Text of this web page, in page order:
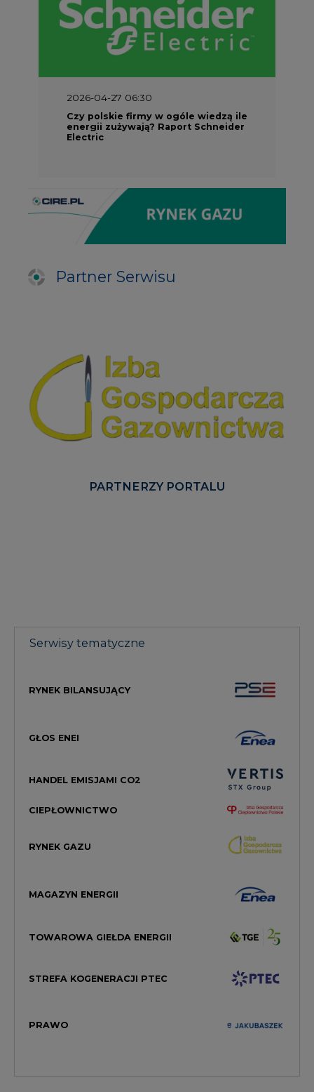
2026-04-27 06:30
Czy polskie firmy w ogóle wiedzą ile
energii zużywają? Raport Schneider
Electric
Partner Serwisu
PARTNERZY PORTALU
Serwisy tematyczne
RYNEK BILANSUJĄCY
GŁOS ENEI
HANDEL EMISJAMI CO2
CIEPŁOWNICTWO
RYNEK GAZU
MAGAZYN ENERGII
TOWAROWA GIEŁDA ENERGII
STREFA KOGENERACJI PTEC
PRAWO